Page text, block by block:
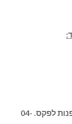
לפקס. 04-